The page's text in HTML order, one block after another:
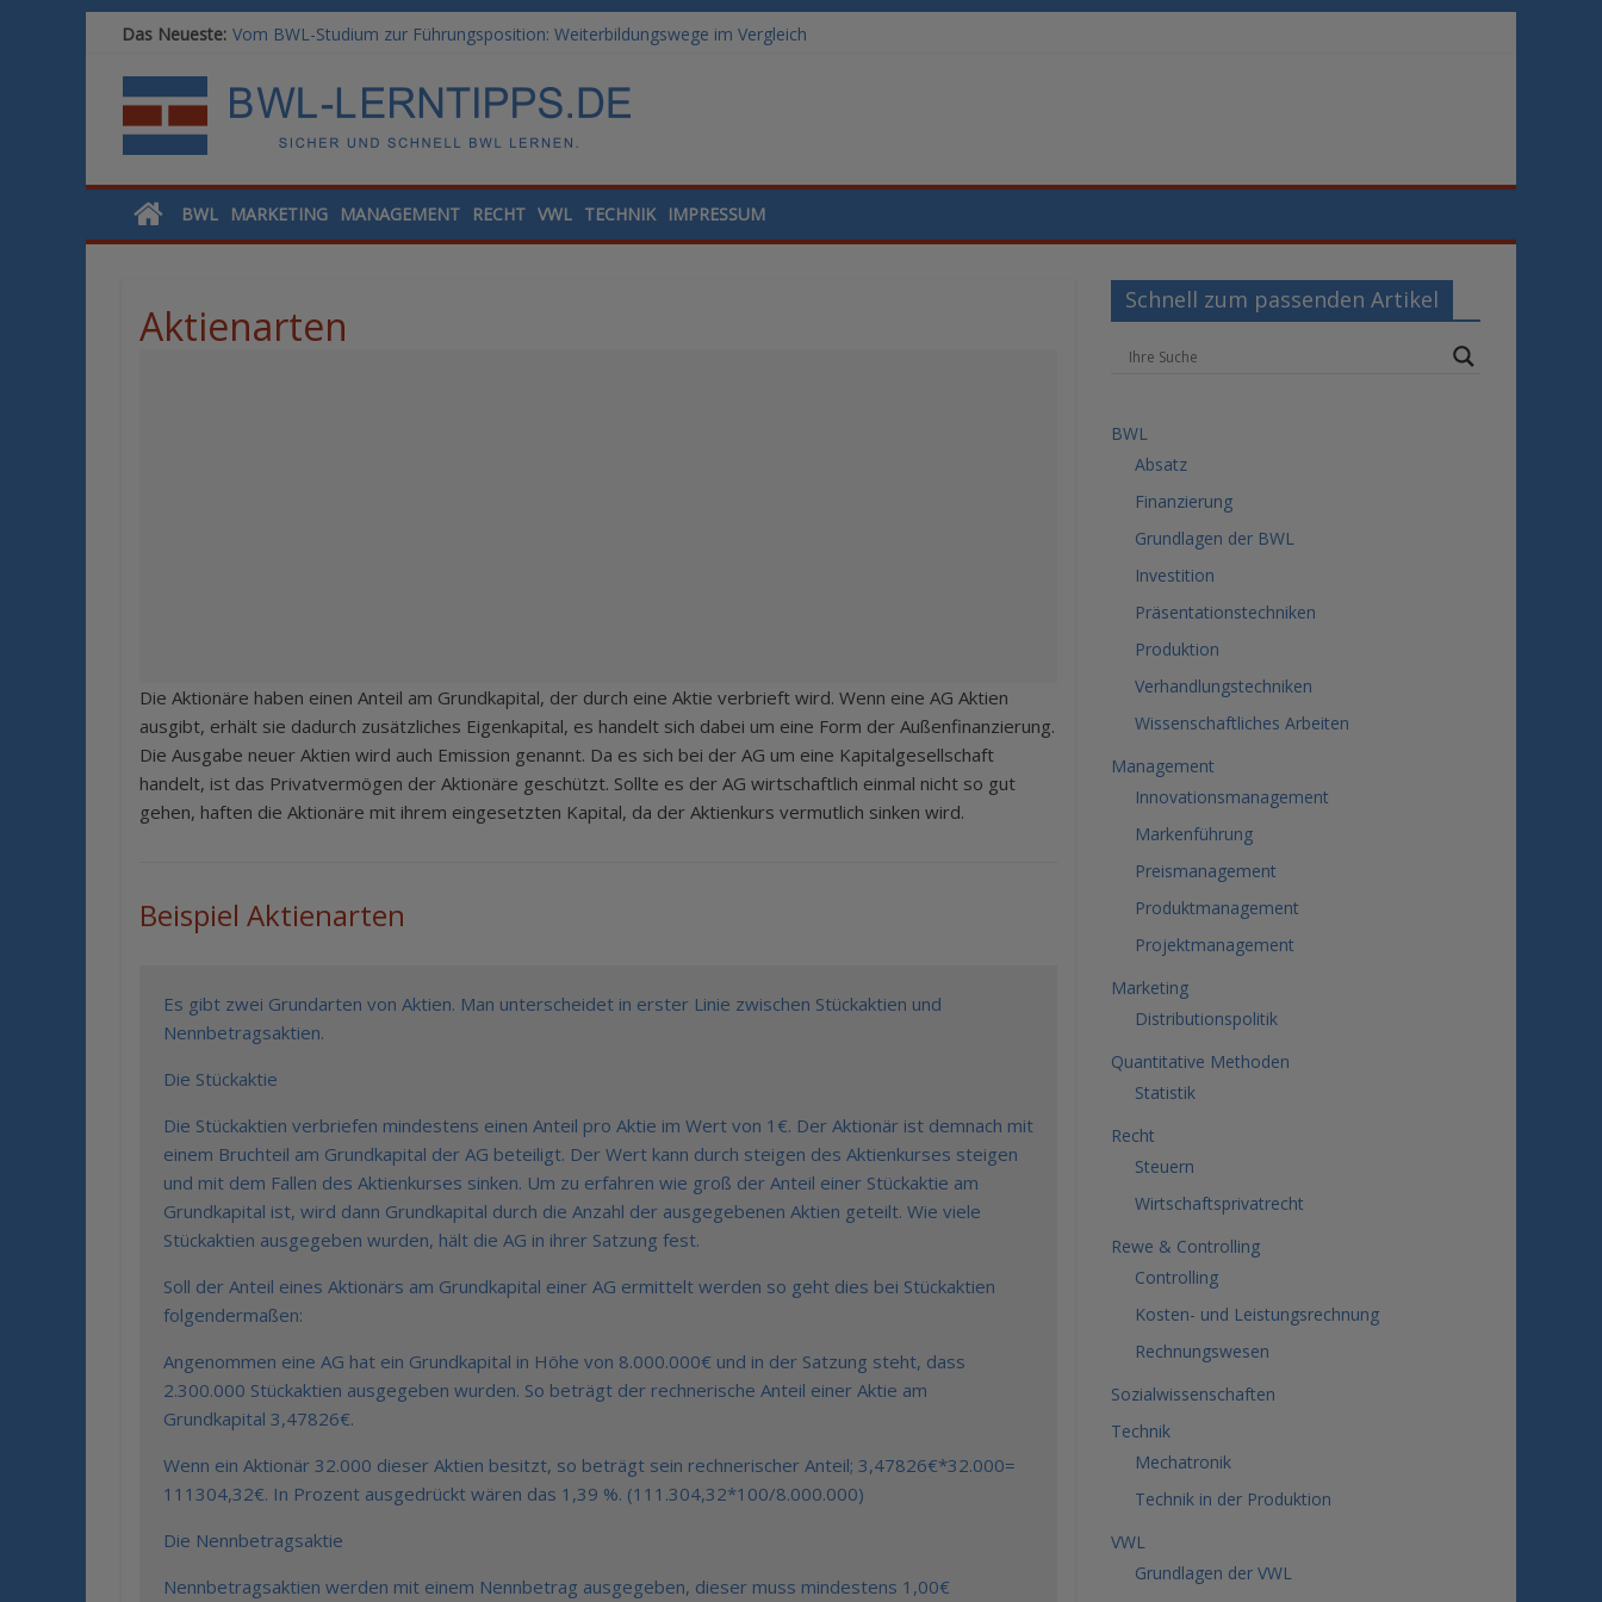
Das Neueste: Vom BWL-Studium zur Führungsposition: Weiterbildungswege im Vergleich
KI-Kompetenz im BWL-Studium: Controlling und Datenanalyse verstehen
Methoden der Personalentwicklung: Blended Learning versus klassische Präsenzschulung im Vergleich
SAP-Kenntnisse im BWL-Studium: Welche Module Arbeitgeber erwarten
BWL MARKETING MANAGEMENT RECHT VWL TECHNIK IMPRESSUM
Aktienarten
Die Aktionäre haben einen Anteil am Grundkapital, der durch eine Aktie verbrieft wird. Wenn eine AG Aktien
ausgibt, erhält sie dadurch zusätzliches Eigenkapital, es handelt sich dabei um eine Form der Außenfinanzierung.
Die Ausgabe neuer Aktien wird auch Emission genannt. Da es sich bei der AG um eine Kapitalgesellschaft
handelt, ist das Privatvermögen der Aktionäre geschützt. Sollte es der AG wirtschaftlich einmal nicht so gut
gehen, haften die Aktionäre mit ihrem eingesetzten Kapital, da der Aktienkurs vermutlich sinken wird.
Beispiel Aktienarten
Es gibt zwei Grundarten von Aktien. Man unterscheidet in erster Linie zwischen Stückaktien und
Nennbetragsaktien.
Die Stückaktie
Die Stückaktien verbriefen mindestens einen Anteil pro Aktie im Wert von 1€. Der Aktionär ist demnach mit
einem Bruchteil am Grundkapital der AG beteiligt. Der Wert kann durch steigen des Aktienkurses steigen
und mit dem Fallen des Aktienkurses sinken. Um zu erfahren wie groß der Anteil einer Stückaktie am
Grundkapital ist, wird dann Grundkapital durch die Anzahl der ausgegebenen Aktien geteilt. Wie viele
Stückaktien ausgegeben wurden, hält die AG in ihrer Satzung fest.
Soll der Anteil eines Aktionärs am Grundkapital einer AG ermittelt werden so geht dies bei Stückaktien
folgendermaßen:
Angenommen eine AG hat ein Grundkapital in Höhe von 8.000.000€ und in der Satzung steht, dass
2.300.000 Stückaktien ausgegeben wurden. So beträgt der rechnerische Anteil einer Aktie am
Grundkapital 3,47826€.
Wenn ein Aktionär 32.000 dieser Aktien besitzt, so beträgt sein rechnerischer Anteil; 3,47826€*32.000=
111304,32€. In Prozent ausgedrückt wären das 1,39 %. (111.304,32*100/8.000.000)
Die Nennbetragsaktie
Nennbetragsaktien werden mit einem Nennbetrag ausgegeben, dieser muss mindestens 1,00€
Schnell zum passenden Artikel
BWL
Absatz
Finanzierung
Grundlagen der BWL
Investition
Präsentationstechniken
Produktion
Verhandlungstechniken
Wissenschaftliches Arbeiten
Management
Innovationsmanagement
Markenführung
Preismanagement
Produktmanagement
Projektmanagement
Marketing
Distributionspolitik
Quantitative Methoden
Statistik
Recht
Steuern
Wirtschaftsprivatrecht
Rewe & Controlling
Controlling
Kosten- und Leistungsrechnung
Rechnungswesen
Sozialwissenschaften
Technik
Mechatronik
Technik in der Produktion
VWL
Grundlagen der VWL